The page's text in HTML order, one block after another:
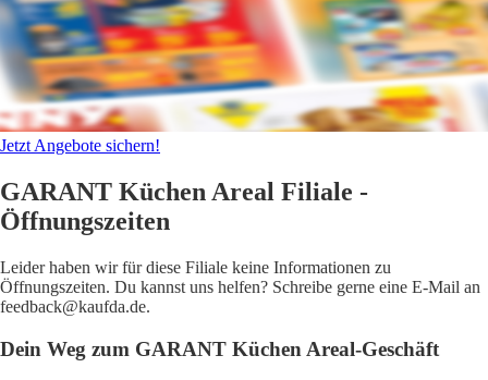
Jetzt Angebote sichern!
GARANT Küchen Areal Filiale -
Öffnungszeiten
Leider haben wir für diese Filiale keine Informationen zu
Öffnungszeiten. Du kannst uns helfen? Schreibe gerne eine E-Mail an
feedback@kaufda.de.
Dein Weg zum GARANT Küchen Areal-Geschäft